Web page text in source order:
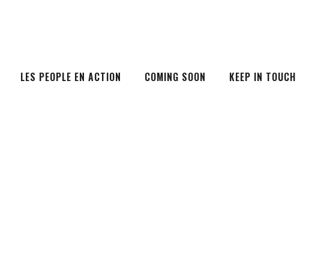
LES PEOPLE EN ACTION COMING SOON KEEP IN TOUCH